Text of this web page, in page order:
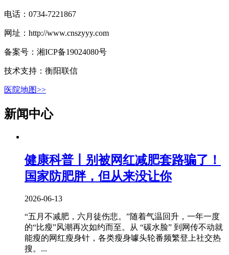
电话：0734-7221867
网址：http://www.cnszyyy.com
备案号：湘ICP备19024080号
技术支持：衡阳联信
医院地图>>
新闻中心
健康科普丨别被网红减肥套路骗了！
国家防肥胖，但从来没让你
2026-06-13
“五月不减肥，六月徒伤悲。”随着气温回升，一年一度
的“比瘦”风潮再次如约而至。从 “碳水脸” 到网传不动就
能瘦的网红瘦身针，各类瘦身噱头轮番频繁登上社交热
搜。...